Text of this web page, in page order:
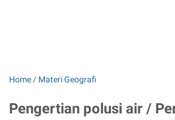
Home/ Materi Geografi
Pengertian polusi air /